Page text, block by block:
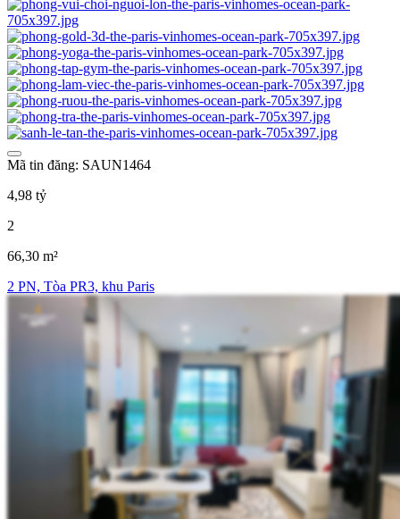
Mã tin đăng: SAUN1464
4,98 tỷ
2
66,30 m²
2 PN, Tòa PR3, khu Paris